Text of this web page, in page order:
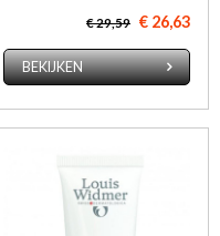
€ 29,59 € 26,63
BEKIJKEN